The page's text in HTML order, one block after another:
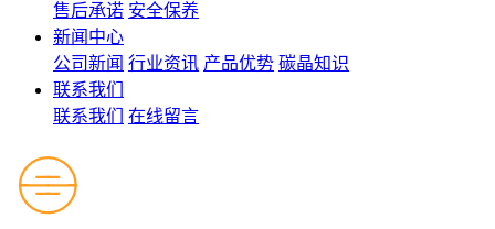
售后承诺 安全保养
新闻中心
公司新闻 行业资讯 产品优势 碳晶知识
联系我们
联系我们
在线留言